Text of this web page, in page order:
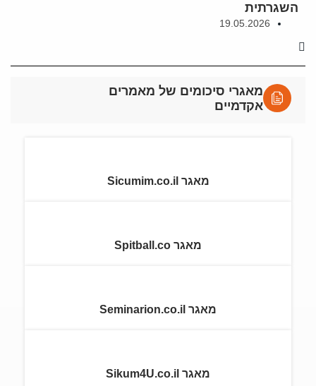
השגרתית
19.05.2026
מאגרי סיכומים של מאמרים
אקדמיים
מאגר Sicumim.co.il
מאגר Spitball.co
מאגר Seminarion.co.il
מאגר Sikum4U.co.il